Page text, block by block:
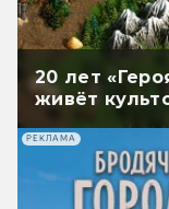
20 лет
живёт
РЕКЛАМА